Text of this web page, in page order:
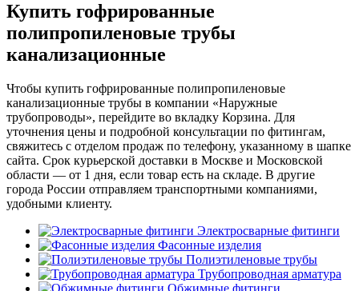
Купить гофрированные
полипропиленовые трубы
канализационные
Чтобы купить гофрированные полипропиленовые
канализационные трубы в компании «Наружные
трубопроводы», перейдите во вкладку Корзина. Для
уточнения цены и подробной консультации по фитингам,
свяжитесь с отделом продаж по телефону, указанному в шапке
сайта. Срок курьерской доставки в Москве и Московской
области — от 1 дня, если товар есть на складе. В другие
города России отправляем транспортными компаниями,
удобными клиенту.
Электросварные фитинги
Фасонные изделия
Полиэтиленовые трубы
Трубопроводная арматура
Обжимные фитинги